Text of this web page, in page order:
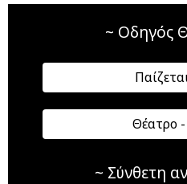
~ Οδηγός
Θέατρο
~ Σύνθετη